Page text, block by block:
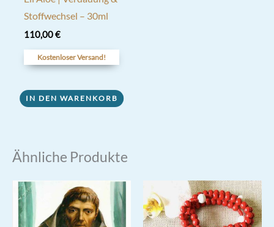
Stoffwechsel – 30ml
110,00€
Kostenloser Versand!
IN DEN WARENKORB
Ähnliche Produkte